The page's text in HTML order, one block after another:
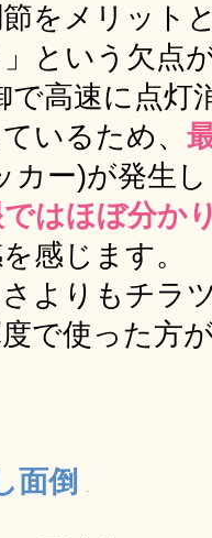
をメリット
という欠点
で高速に点灯
いるため、
カー)が発生
ではほぼ分か
感じます。
よりもチラ
で使った方
面倒